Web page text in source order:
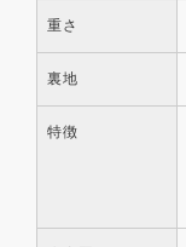
重さ
裏地
特徴